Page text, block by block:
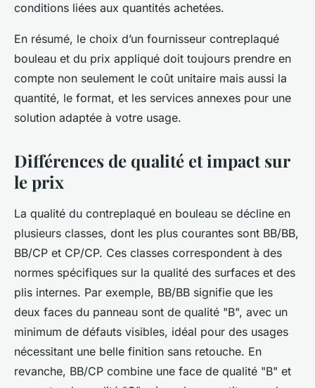
conditions liées aux quantités achetées.
En résumé, le choix d’un fournisseur contreplaqué
bouleau et du prix appliqué doit toujours prendre en
compte non seulement le coût unitaire mais aussi la
quantité, le format, et les services annexes pour une
solution adaptée à votre usage.
Différences de qualité et impact sur
le prix
La qualité du contreplaqué en bouleau se décline en
plusieurs classes, dont les plus courantes sont BB/BB,
BB/CP et CP/CP. Ces classes correspondent à des
normes spécifiques sur la qualité des surfaces et des
plis internes. Par exemple, BB/BB signifie que les
deux faces du panneau sont de qualité "B", avec un
minimum de défauts visibles, idéal pour des usages
nécessitant une belle finition sans retouche. En
revanche, BB/CP combine une face de qualité "B" et